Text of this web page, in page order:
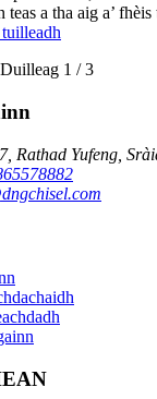
teas a tha aig a’
Duilleag 1 / 3
Rathad Yufeng,